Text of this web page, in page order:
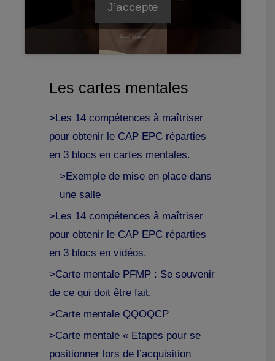
J’accepte
Les cartes mentales
>Les 14 compétences à maîtriser
pour obtenir le CAP EPC réparties
en 3 blocs en cartes mentales.
>Exemple de mise en place dans
une salle
>Les 14 compétences à maîtriser
pour obtenir le CAP EPC réparties
en 3 blocs en vidéos.
>Carte mentale PFMP : Se souvenir
de ce qui doit être fait.
>Carte mentale QQOQCP
>Carte mentale « Etapes pour se
positionner lors de l’acquisition